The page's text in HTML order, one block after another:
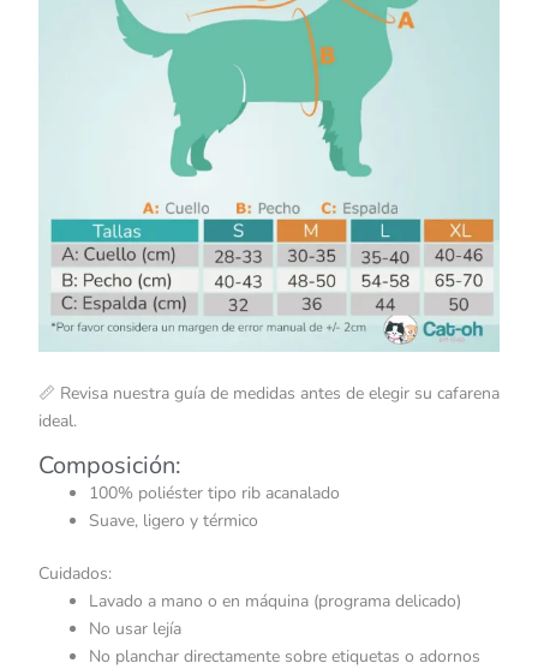
📏 Revisa nuestra guía de medidas antes de elegir su cafarena
ideal.
Composición:
100% poliéster tipo rib acanalado
Suave, ligero y térmico
Cuidados:
Lavado a mano o en máquina (programa delicado)
No usar lejía
No planchar directamente sobre etiquetas o adornos